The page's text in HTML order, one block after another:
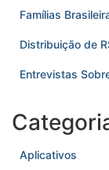
Famílias
Distribuição de
Entrevistas
Aplicativos